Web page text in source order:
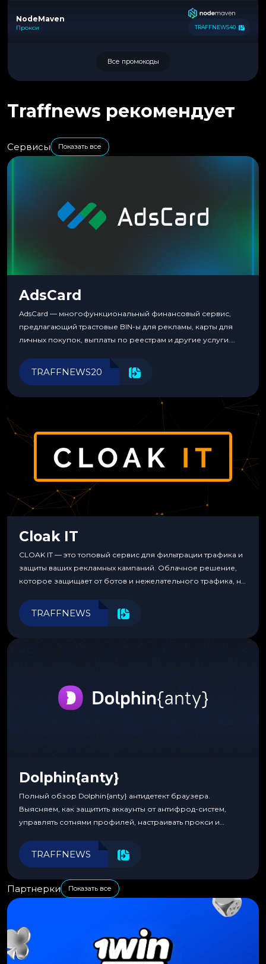
NodeMaven
Прокси TRAFFNEWS40
Все промокоды
Traffnews рекомендует
Сервисы Показать все
AdsCard
AdsCard — многофункциональный финансовый сервис,
предлагающий трастовые BIN-ы для рекламы, карты для
личных покупок, выплаты по реестрам и другие услуги.
инструменты для управления финансами.
TRAFFNEWS20
Cloak IT
CLOAK IT — это топовый сервис для фильтрации трафика и
защиты ваших рекламных кампаний. Облачное решение,
которое защищает от ботов и нежелательного трафика, не
программирования.
TRAFFNEWS
Dolphin{anty}
Полный обзор Dolphin{anty} антидетект браузера.
Выясняем, как защитить аккаунты от антифрод-систем,
управлять сотнями профилей, настраивать прокси и
эффективности.
TRAFFNEWS
Партнерки Показать все